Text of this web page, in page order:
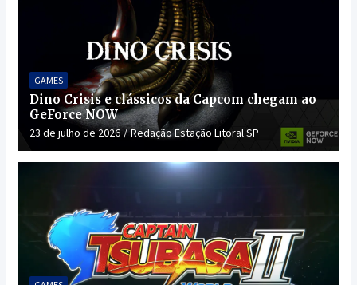
GAMES
Dino Crisis e clássicos da Capcom chegam ao
GeForce NOW
23 de julho de 2026 Redação Estação Litoral SP